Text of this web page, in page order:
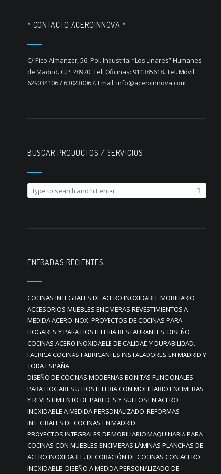
* CONTACTO ACEROINNOVA *
C/ Pico Almanzor, 56. Pol. Industrial “Los Linares” Humanes
de Madrid. C.P. 28970. Tel. Oficinas: 911385618. Tel. Móvil:
629034106 / 630230067. Email: info@aceroinnova.com
BUSCAR PRODUCTOS / SERVICIOS
ENTRADAS RECIENTES
COCINAS INTEGRALES DE ACERO INOXIDABLE MOBILIARIO
ACCESORIOS MUEBLES ENCIMERAS REVESTIMIENTOS A
MEDIDA ACERO INOX. PROYECTOS DE COCINAS PARA
HOGARES Y PARA HOSTELERIA RESTAURANTES. DISEÑO
COCINAS ACERO INOXIDABLE DE CALIDAD Y DURABILIDAD.
FABRICA COCINAS FABRICANTES INSTALADORES EN MADRID Y
TODA ESPAÑA
DISEÑO DE COCINAS MODERNAS BONITAS FUNCIONALES
PARA HOGARES U HOSTELERIA CON MOBILIARIO ENCIMERAS
Y REVESTIMIENTO DE PAREDES Y SUELOS EN ACERO
INOXIDABLE A MEDIDA PERSONALIZADO. REFORMAS
INTEGRALES DE COCINAS EN MADRID.
PROYECTOS INTEGRALES DE MOBILIARIO MAQUINARIA PARA
COCINAS CON MUEBLES ENCIMERAS LÁMINAS PLANCHAS DE
ACERO INOXIDABLE. DECORACIÓN DE COCINAS CON ACERO
INOXIDABLE. DISEÑO A MEDIDA PERSONALIZADO DE